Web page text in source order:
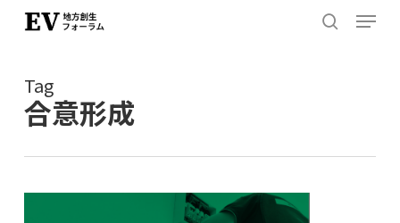
Skip
content
Menu
Tag
合意形成